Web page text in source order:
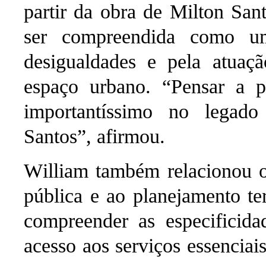
partir da obra de Milton
ser compreendida como
desigualdades e pela
espaço urbano. “Pensar a
importantíssimo no
Santos”, afirmou.
William também relacionou
pública e ao planejamento
compreender as
acesso aos serviços